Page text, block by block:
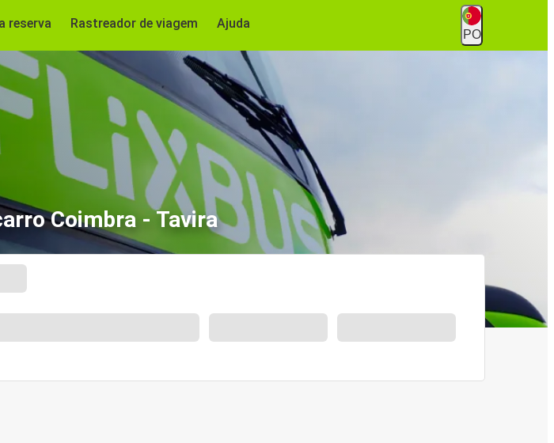
reserva Rastreador de viagem Ajuda
PO
Coimbra - Tavira